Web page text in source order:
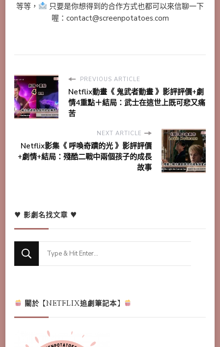
等等，
只要是你想得到的合作方式也都可以來信聊一下
喔：contact@screenpotatoes.com
PREVIOUS ARTICLE
Netflix動畫《 鬼武者動畫 》影評評價+劇
情4重點＋結局：武士在這世上既可悲又痛
苦
NEXT ARTICLE
Netflix影集《 呼喚奇蹟的光 》影評評價
+劇情+結局：殘酷二戰中兩個孩子的成長
故事
♥ 影劇名找文章 ♥
Looking
關於【NETFLIX追劇筆記本】